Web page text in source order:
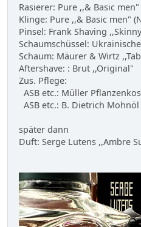
Rasierer: Pure ,,& Basic
Klinge: Pure ,,& Basic men"
Pinsel: Frank Shaving
Schaumschüssel:
Schaum: Mäurer & Wirtz
Aftershave: : Brut ,,Original"
Zus. Pflege:
ASB etc.: Müller
ASB etc.: B. Dietrich Mohnöl
später dann
Duft: Serge Lutens ,,Ambre